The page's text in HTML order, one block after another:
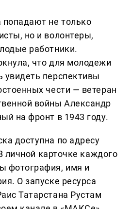
попадают не только
но и волонтеры,
работники.
что для молодежи
увидеть перспективы
чести — ветеран
войны Александр
на фронт в 1943 году.
доступна по адресу
личной карточке каждого
фотография, имя и
О запуске ресурса
Татарстана Рустам